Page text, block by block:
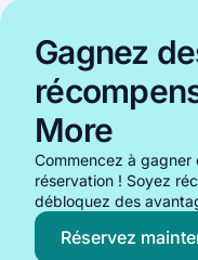
Gagnez
More
Commencez à gagner
réservation ! Soyez
débloquez des
Réservez